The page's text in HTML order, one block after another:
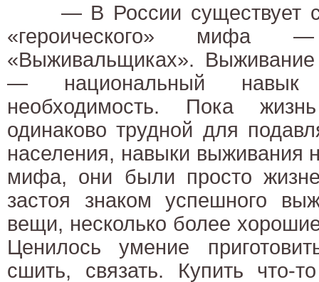
— В России существует
«героического»
«Выживальщиках».
— национальный навык
необходимость. Пока
одинаково трудной для
населения, навыки выживания
мифа, они были просто
застоя знаком успешного
вещи, несколько более
Ценилось умение
сшить, связать. Купить что-